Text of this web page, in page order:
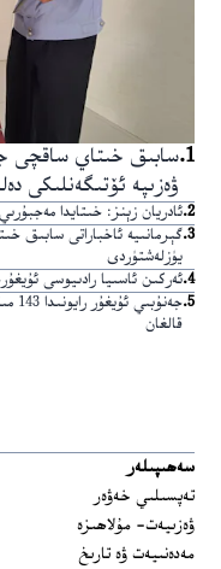
1
.سابىق خىتاي ساقچى
ۋەزىپە ئۆتىگەنلىكى
2
.ئادريان زېنز: خىتايدا
3
.گېرمانىيە ئاخباراتى سابىق
يۈزلەشتۈردى
4
.ئەركىن ئاسىيا رادىيوسى ئۇيغۇرچە
5
.
قالغان
سەھىپىلەر
تەپسىلىي خەۋەر
ۋەزىيەت- مۇلاھىزە
مەدەنىيەت ۋە تارىخ